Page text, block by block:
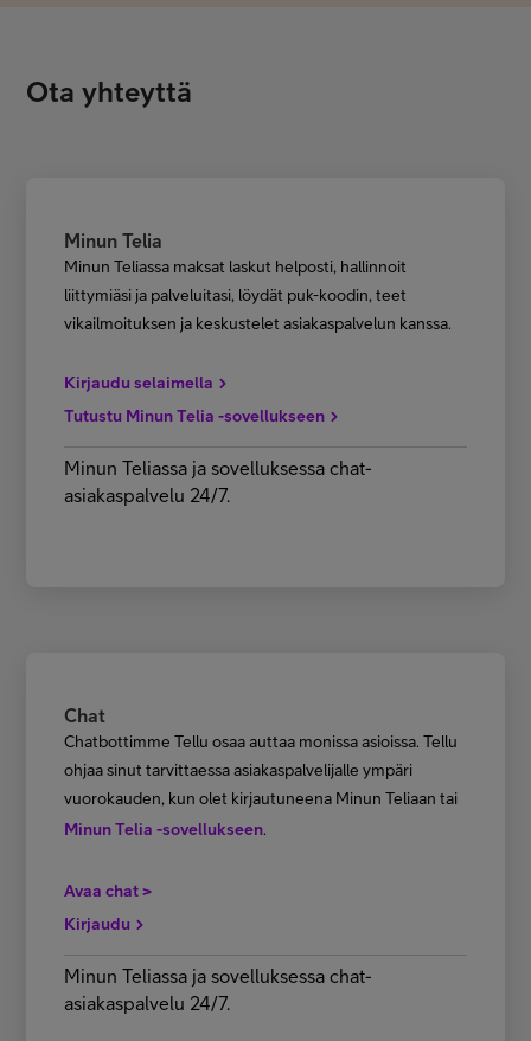
Ota yhteyttä
Minun Telia
Minun Teliassa maksat laskut helposti, hallinnoit
liittymiäsi ja palveluitasi, löydät puk-koodin, teet
vikailmoituksen ja keskustelet asiakaspalvelun kanssa.
Kirjaudu selaimella
Tutustu Minun Telia -sovellukseen
Minun Teliassa ja sovelluksessa chat-
asiakaspalvelu 24/7.
Chat
Chatbottimme Tellu osaa auttaa monissa asioissa. Tellu
ohjaa sinut tarvittaessa asiakaspalvelijalle ympäri
vuorokauden, kun olet kirjautuneena Minun Teliaan tai
Minun Telia -sovellukseen.
Avaa chat >
Kirjaudu
Minun Teliassa ja sovelluksessa chat-
asiakaspalvelu 24/7.